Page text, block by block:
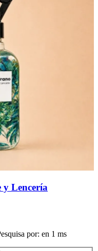
y Lencería
por: en 1 ms